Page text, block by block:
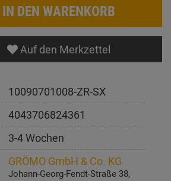
IN DEN WARENKORB
Auf den Merkzettel
10090701008-ZR-SX
4043706824361
3-4 Wochen
GRÖMO GmbH & Co. KG
Johann-Georg-Fendt-Straße 38,